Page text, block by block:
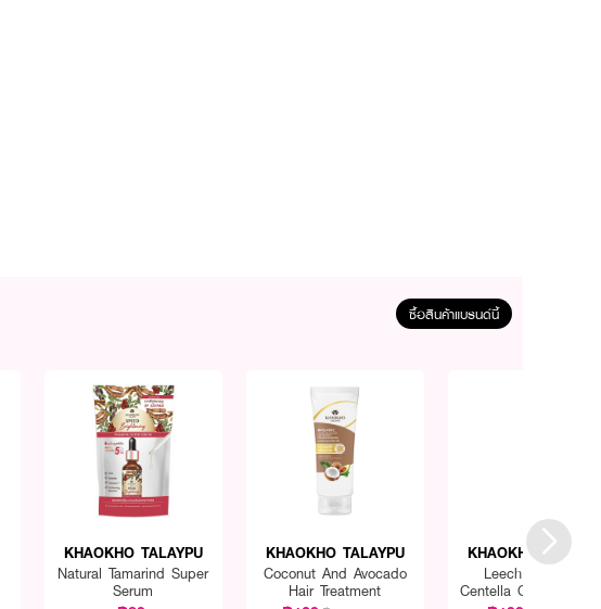
ซื้อสินค้าแบรนด์นี้
KHAOKHO TALAYPU
Natural Tamarind Super
Serum
KHAOKHO TALAYPU
Coconut And Avocado
Hair Treatment
KHAOKHO
Leech Lime And
Centella Organic